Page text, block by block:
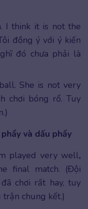
I think it is not the
đồng ý với ý kiến
đó chưa phải là
She is not very
chơi bóng rổ. Tuy
và dấu phẩy
played very well,
final match. (Đội
chơi rất hay, tuy
chung kết.)